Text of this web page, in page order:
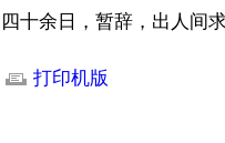
四十余日，暂辞，出人间
打印机版